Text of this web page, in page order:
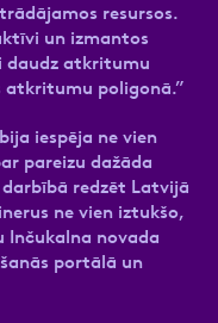
resursos.
un izmantos
daudz atkritumu
atkritumu poligonā.”
iespēja ne vien
pareizu dažāda
redzēt Latvijā
ne vien iztukšo,
Inčukalna novada
portālā un